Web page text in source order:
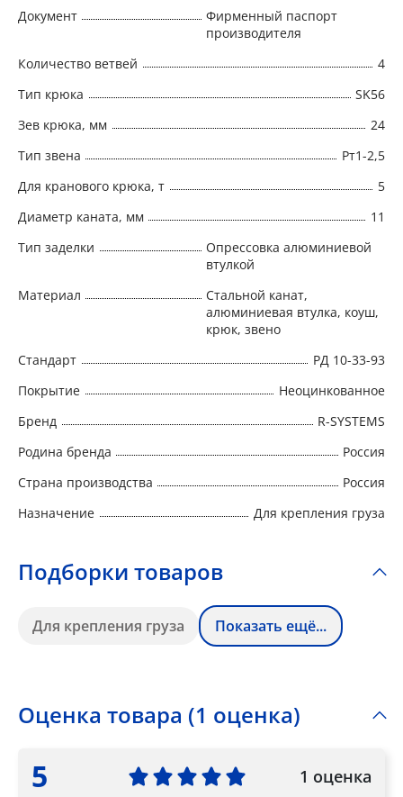
Документ
Фирменный паспорт
производителя
Количество ветвей
4
Тип крюка
SK56
Зев крюка, мм
24
Тип звена
Рт1-2,5
Для кранового крюка, т
5
Диаметр каната, мм
11
Тип заделки
Опрессовка алюминиевой
втулкой
Материал
Стальной канат,
алюминиевая втулка, коуш,
крюк, звено
Стандарт
РД 10-33-93
Покрытие
Неоцинкованное
Бренд
R-SYSTEMS
Родина бренда
Россия
Страна производства
Россия
Назначение
Для крепления груза
Подборки товаров
Для крепления груза Показать ещё...
Оценка товара (1 оценка)
5 1 оценка